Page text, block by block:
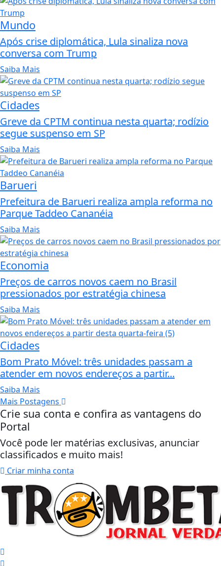
Mundo
Após crise diplomática, Lula sinaliza nova
conversa com Trump
Saiba Mais
Cidades
Greve da CPTM continua nesta quarta; rodízio
segue suspenso em SP
Saiba Mais
Barueri
Prefeitura de Barueri realiza ampla reforma no
Parque Taddeo Cananéia
Saiba Mais
Economia
Preços de carros novos caem no Brasil
pressionados por estratégia chinesa
Saiba Mais
Cidades
Bom Prato Móvel: três unidades passam a
atender em novos endereços a partir...
Saiba Mais
Mais Postagens
Crie sua conta e confira as vantagens do
Portal
Você pode ler matérias exclusivas, anunciar
classificados e muito mais!
Criar minha conta